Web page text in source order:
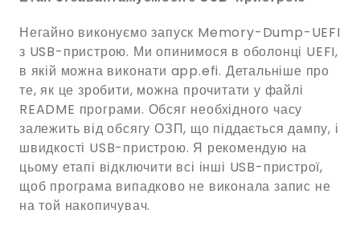
Негайно виконуємо запуск Memory-Dump-UEFI
з USB-пристрою. Ми опинимося в оболонці UEFI,
в якій можна виконати app.efi. Детальніше про
те, як це зробити, можна прочитати у файлі
README програми. Обсяг необхідного часу
залежить від обсягу ОЗП, що піддається дампу, і
швидкості USB-пристрою. Я рекомендую на
цьому етапі відключити всі інші USB-пристрої,
щоб програма випадково не виконала запис не
на той накопичувач.